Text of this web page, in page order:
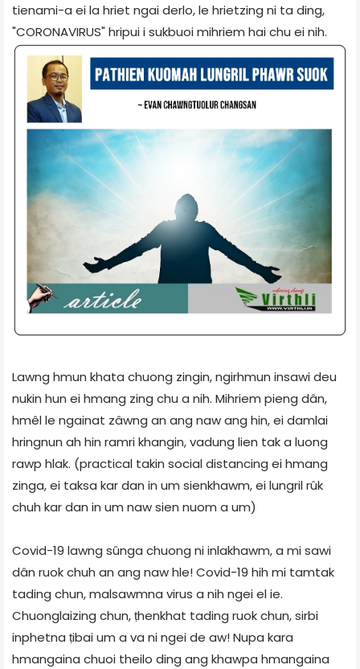
tienami-a ei la hriet ngai derlo, le hrietzing ni ta ding,
"CORONAVIRUS" hripui i sukbuoi mihriem hai chu ei nih.
Lawng hmun khata chuong zingin, ngirhmun insawi deu
nukin hun ei hmang zing chu a nih. Mihriem pieng dân,
hmêl le ngainat zâwng an ang naw ang hin, ei damlai
hringnun ah hin ramri khangin, vadung lien tak a luong
rawp hlak. (practical takin social distancing ei hmang
zinga, ei taksa kar dan in um sienkhawm, ei lungril rûk
chuh kar dan in um naw sien nuom a um)
Covid-19 lawng sûnga chuong ni inlakhawm, a mi sawi
dân ruok chuh an ang naw hle! Covid-19 hih mi tamtak
tading chun, malsawmna virus a nih ngei el ie.
Chuonglaizing chun, ṭhenkhat tading ruok chun, sirbi
inphetna ṭibai um a va ni ngei de aw! Nupa kara
hmangaina chuoi theilo ding ang khawpa hmangaina